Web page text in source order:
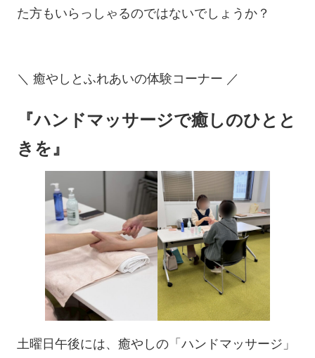
た方もいらっしゃるのではないでしょうか？
＼ 癒やしとふれあいの体験コーナー ／
『ハンドマッサージで癒しのひとと
きを』
土曜日午後には、癒やしの「ハンドマッサージ」